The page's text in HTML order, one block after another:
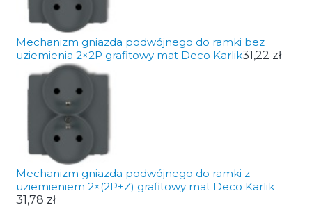
Mechanizm gniazda podwójnego do ramki bez
uziemienia 2×2P grafitowy mat Deco Karlik31,22 zł
Mechanizm gniazda podwójnego do ramki z
uziemieniem 2×(2P+Z) grafitowy mat Deco Karlik
31,78 zł